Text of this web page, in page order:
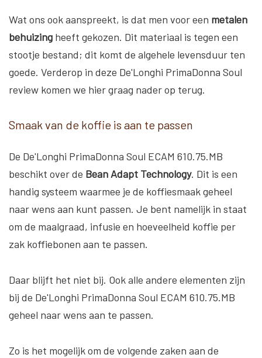
Wat ons ook aanspreekt, is dat men voor een metalen
behuizing heeft gekozen. Dit materiaal is tegen een
stootje bestand; dit komt de algehele levensduur ten
goede. Verderop in deze De'Longhi PrimaDonna Soul
review komen we hier graag nader op terug.
Smaak van de koffie is aan te passen
De De'Longhi PrimaDonna Soul ECAM 610.75.MB
beschikt over de Bean Adapt Technology. Dit is een
handig systeem waarmee je de koffiesmaak geheel
naar wens aan kunt passen. Je bent namelijk in staat
om de maalgraad, infusie en hoeveelheid koffie per
zak koffiebonen aan te passen.
Daar blijft het niet bij. Ook alle andere elementen zijn
bij de De'Longhi PrimaDonna Soul ECAM 610.75.MB
geheel naar wens aan te passen.
Zo is het mogelijk om de volgende zaken aan de